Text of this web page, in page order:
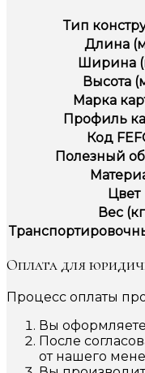
Тип
Длина
Ширина
Высота
Марка
Профиль
Код
Полезный
Цвет
Вес
Оплата для
Процесс оплаты
Вы
После
от нашего